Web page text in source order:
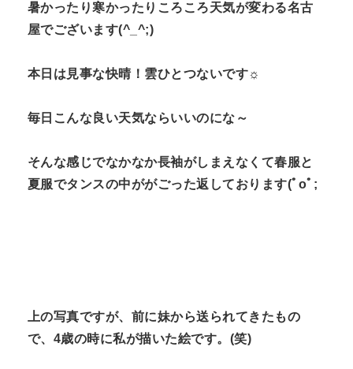
暑かったり寒かったりころころ天気が変わる名古
屋でございます(^_^;)
本日は見事な快晴！雲ひとつないです☼
毎日こんな良い天気ならいいのにな～
そんな感じでなかなか長袖がしまえなくて春服と
夏服でタンスの中ががごった返しております(ﾟoﾟ;
上の写真ですが、前に妹から送られてきたもの
で、4歳の時に私が描いた絵です。(笑)